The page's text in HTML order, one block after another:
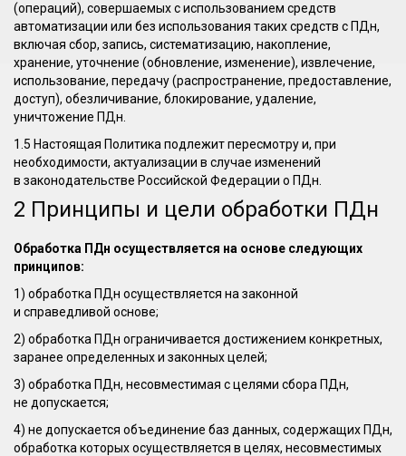
(операций), совершаемых с использованием средств
автоматизации или без использования таких средств с ПДн,
включая сбор, запись, систематизацию, накопление,
хранение, уточнение (обновление, изменение), извлечение,
использование, передачу (распространение, предоставление,
доступ), обезличивание, блокирование, удаление,
уничтожение ПДн.
1.5 Настоящая Политика подлежит пересмотру и, при
необходимости, актуализации в случае изменений
в законодательстве Российской Федерации о ПДн.
2 Принципы и цели обработки ПДн
Обработка ПДн осуществляется на основе следующих
принципов:
1) обработка ПДн осуществляется на законной
и справедливой основе;
2) обработка ПДн ограничивается достижением конкретных,
заранее определенных и законных целей;
3) обработка ПДн, несовместимая с целями сбора ПДн,
не допускается;
4) не допускается объединение баз данных, содержащих ПДн,
обработка которых осуществляется в целях, несовместимых